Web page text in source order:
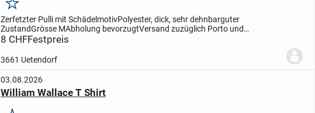
Merken
Zerfetzter Pulli mit SchädelmotivPolyester, dick, sehr dehnbarguter
ZustandGrösse MAbholung bevorzugtVersand zuzüglich Porto und
Verpackungsmaterial möglich
8 CHFFestpreis
3661 Uetendorf
03.08.2026
William Wallace T Shirt